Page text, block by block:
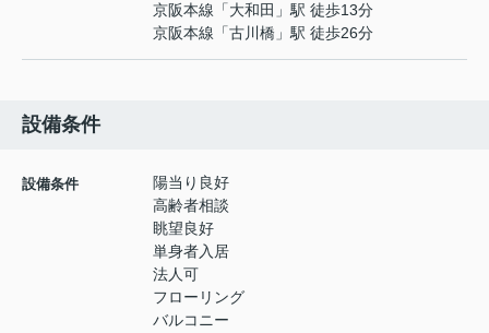
京阪本線 「大和田 」駅 徒歩13分
京阪本線 「古川橋 」駅 徒歩26分
設備条件
設備条件
陽当り良好
高齢者相談
眺望良好
単身者入居
法人可
フローリング
バルコニー